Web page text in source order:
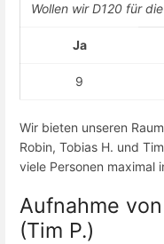
Wollen wir D120 für
Ja
9
Wir bieten unseren
Robin, Tobias H. und
viele Personen maximal
Aufnahme
(Tim P.)